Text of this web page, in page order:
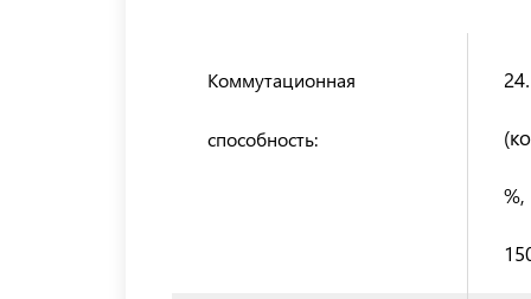
Коммутационная
способность: